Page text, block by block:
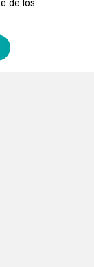
de los